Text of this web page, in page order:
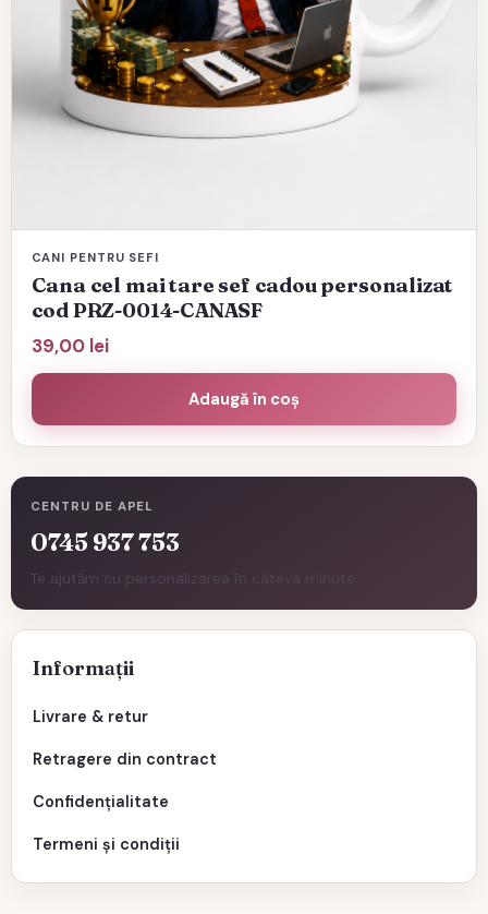
CENTRU DE APEL
0745 937 753
Te ajutăm cu personalizarea în câteva minute.
Informații
Livrare & retur
Retragere din contract
Confidențialitate
Termeni și condiții
CANI PENTRU SEFI
Cana cel mai tare sef cadou personalizat
cod PRZ-0014-CANASF
39,00 lei
Adaugă în coș